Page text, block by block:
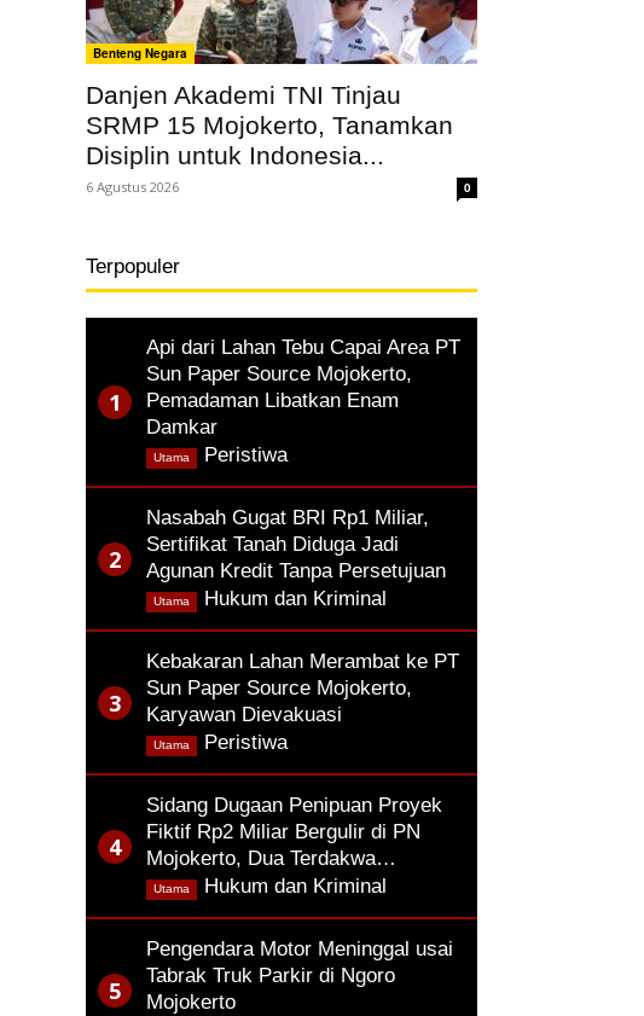
Benteng Negara
Danjen Akademi TNI Tinjau
SRMP 15 Mojokerto, Tanamkan
Disiplin untuk Indonesia...
6 Agustus 2026 0
Terpopuler
Api dari Lahan Tebu Capai Area PT
Sun Paper Source Mojokerto,
Pemadaman Libatkan Enam
Damkar
Peristiwa,
Utama
Nasabah Gugat BRI Rp1 Miliar,
Sertifikat Tanah Diduga Jadi
Agunan Kredit Tanpa Persetujuan
Hukum dan Kriminal
Utama
Kebakaran Lahan Merambat ke PT
Sun Paper Source Mojokerto,
Karyawan Dievakuasi
Peristiwa,
Utama
Sidang Dugaan Penipuan Proyek
Fiktif Rp2 Miliar Bergulir di PN
Mojokerto, Dua Terdakwa…
Hukum dan Kriminal
Utama
Pengendara Motor Meninggal usai
Tabrak Truk Parkir di Ngoro
Mojokerto